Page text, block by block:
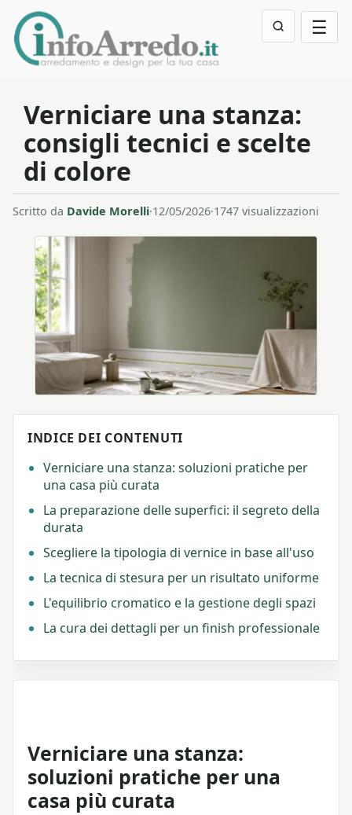
☰
Verniciare una stanza:
consigli tecnici e scelte
di colore
Scritto da Davide Morelli·12/05/2026·1747 visualizzazioni
INDICE DEI CONTENUTI
Verniciare una stanza: soluzioni pratiche per
una casa più curata
La preparazione delle superfici: il segreto della
durata
Scegliere la tipologia di vernice in base all'uso
La tecnica di stesura per un risultato uniforme
L'equilibrio cromatico e la gestione degli spazi
La cura dei dettagli per un finish professionale
Verniciare una stanza:
soluzioni pratiche per una
casa più curata